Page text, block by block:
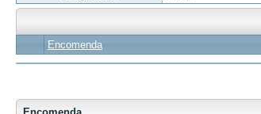
Encomenda